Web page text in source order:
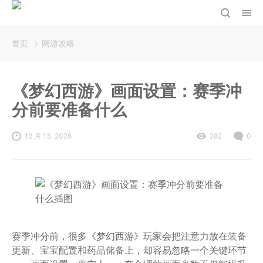
首页 网游攻略
《梦幻西游》画面设置：赛季冲
分前要准备什么
12 月 13, 2026 282 0
赛季冲分前，很多《梦幻西游》玩家会把注意力放在装备
更新、宝宝配置和药品储备上，却容易忽略一个关键环节